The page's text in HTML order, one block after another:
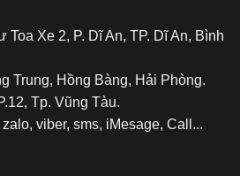
Toa Xe 2, P. Dĩ An, TP. Dĩ An, Bình
Trung, Hồng Bàng, Hải Phòng.
Tp. Vũng Tàu.
viber, sms, iMesage, Call...